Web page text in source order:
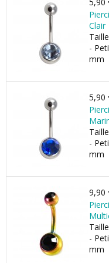
Clair
-
mm
5,90
-
mm
9,90
-
mm